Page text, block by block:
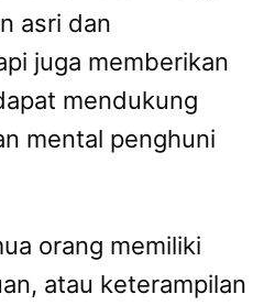
asri dan
juga memberikan
mendukung
mental penghuni
orang memiliki
atau keterampilan